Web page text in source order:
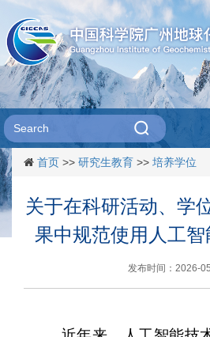
首页 >> 研究生教育 >> 培养学位
关于在科研活动、学
果中规范使用人工
发布时间：2026-